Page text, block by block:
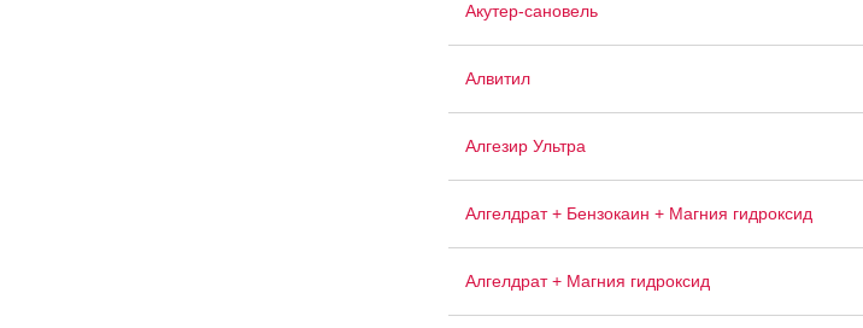
Акутер-сановель
Алвитил
Алгезир Ультра
Алгелдрат + Бензокаин + Магния гидроксид
Алгелдрат + Магния гидроксид